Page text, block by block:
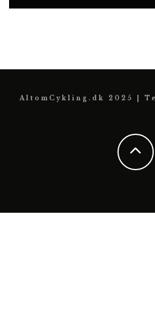
AltomCykling.dk 2025 |